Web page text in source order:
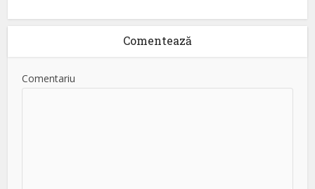
Comentează
Comentariu